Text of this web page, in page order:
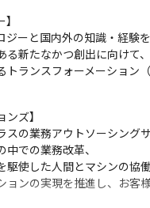
ジーと国内外の知識・経験
る新たなかつ創出に向けて
トランスフォーメーション
ンズ】
スの業務アウトソーシング
中での業務改革、
駆使した人間とマシンの協
ョンの実現を推進し、お客